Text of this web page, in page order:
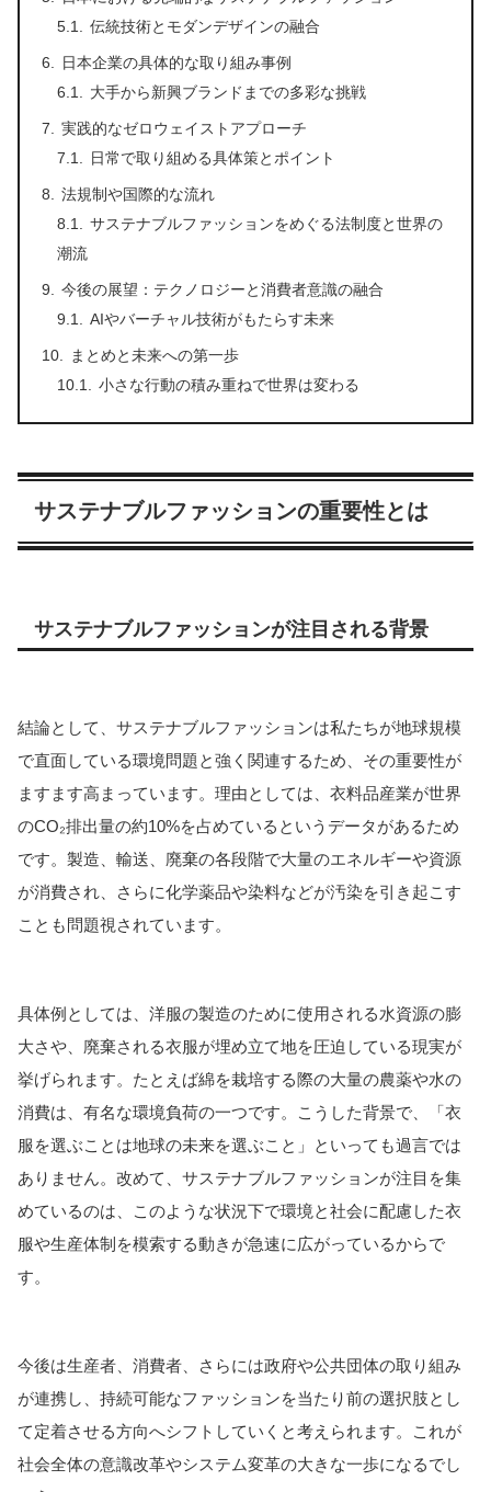
伝統技術とモダンデザインの融合
日本企業の具体的な取り組み事例
大手から新興ブランドまでの多彩な挑戦
実践的なゼロウェイストアプローチ
日常で取り組める具体策とポイント
法規制や国際的な流れ
サステナブルファッションをめぐる法制度と世界の
潮流
今後の展望：テクノロジーと消費者意識の融合
AIやバーチャル技術がもたらす未来
まとめと未来への第一歩
小さな行動の積み重ねで世界は変わる
サステナブルファッションの重要性とは
サステナブルファッションが注目される背景
結論として、サステナブルファッションは私たちが地球規模
で直面している環境問題と強く関連するため、その重要性が
ますます高まっています。理由としては、衣料品産業が世界
のCO₂排出量の約10%を占めているというデータがあるため
です。 製造、輸送、廃棄の各段階で大量のエネルギーや資源
が消費され、さらに化学薬品や染料などが汚染を引き起こす
ことも問題視されています。
具体例としては、洋服の製造のために使用される水資源の膨
大さや、廃棄される衣服が埋め立て地を圧迫している現実が
挙げられます。たとえば綿を栽培する際の大量の農薬や水の
消費は、有名な環境負荷の一つです。こうした背景で、「衣
服を選ぶことは地球の未来を選ぶこと」といっても過言では
ありません。 改めて、サステナブルファッションが注目を集
めているのは、このような状況下で環境と社会に配慮した衣
服や生産体制を模索する動きが急速に広がっているからで
す。
今後は生産者、消費者、さらには政府や公共団体の取り組み
が連携し、持続可能なファッションを当たり前の選択肢とし
て定着させる方向へシフトしていくと考えられます。これが
社会全体の意識改革やシステム変革の大きな一歩になるでし